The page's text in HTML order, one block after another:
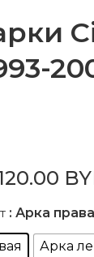
: Арка
Арка